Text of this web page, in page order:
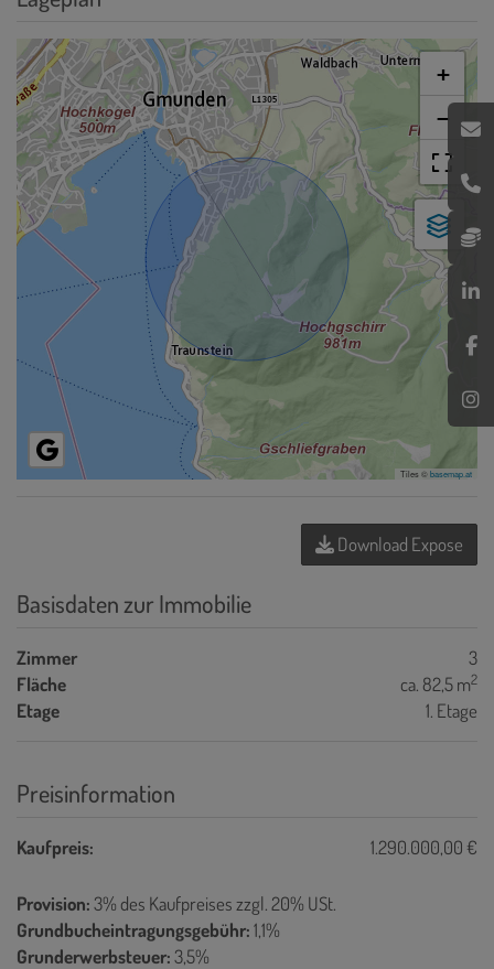
+
−
Tiles ©basemap.at
Download Expose
Basisdaten zur Immobilie
Zimmer
3
Fläche
ca. 82,5 m2
Etage 1. Etage
Preisinformation
Kaufpreis: 1.290.000,00 €
Provision:3% des Kaufpreises zzgl. 20% USt.
Grundbucheintragungsgebühr:1,1%
Grunderwerbsteuer:3,5%